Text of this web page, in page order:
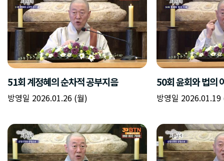
51회 계정혜의 순차적 공부지음
방영일 2026.01.26 (월)
50회 윤회와 법의
방영일 2026.01.19